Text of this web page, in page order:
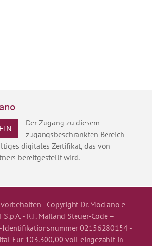
Der Zugang zu diesem
zugangsbeschränkten Bereich
digitales Zertifikat, das von
bereitgestellt wird.
- Copyright Dr. Modiano e
S.p.A. - R.I. Mailand Steuer-Code –
Identifikationsnummer 02156280154 -
Eur 103.300,00 voll eingezahlt in